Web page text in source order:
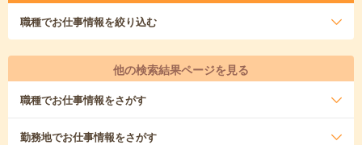
職種でお仕事情報を絞り込む
他の検索結果ページを見る
職種でお仕事情報をさがす
勤務地でお仕事情報をさがす